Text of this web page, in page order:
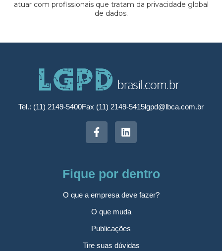
atuar com profissionais que tratam da privacidade global
de dados.
Tel.: (11) 2149-5400Fax (11) 2149-5415lgpd@lbca.com.br
Fique por dentro
O que a empresa deve fazer?
O que muda
Publicações
Tire suas dúvidas